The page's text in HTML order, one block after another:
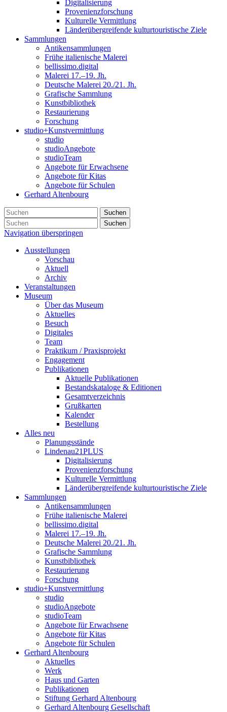
Digitalisierung
Provenienzforschung
Kulturelle Vermittlung
Länderübergreifende kulturtouristische Ziele
Sammlungen
Antikensammlungen
Frühe italienische Malerei
bellissimo.digital
Malerei 17.–19. Jh.
Deutsche Malerei 20./21. Jh.
Grafische Sammlung
Kunstbibliothek
Restaurierung
Forschung
studio+Kunstvermittlung
studio
studioAngebote
studioTeam
Angebote für Erwachsene
Angebote für Kitas
Angebote für Schulen
Gerhard Altenbourg
Suchen
Suchen
Navigation überspringen
Ausstellungen
Vorschau
Aktuell
Archiv
Veranstaltungen
Museum
Über das Museum
Aktuelles
Besuch
Digitales
Team
Praktikum / Praxisprojekt
Engagement
Publikationen
Aktuelle Publikationen
Bestandskataloge & Editionen
Gesamtverzeichnis
Grußkarten
Kalender
Bestellung
Alles neu
Planungsstände
Lindenau21PLUS
Digitalisierung
Provenienzforschung
Kulturelle Vermittlung
Länderübergreifende kulturtouristische Ziele
Sammlungen
Antikensammlungen
Frühe italienische Malerei
bellissimo.digital
Malerei 17.–19. Jh.
Deutsche Malerei 20./21. Jh.
Grafische Sammlung
Kunstbibliothek
Restaurierung
Forschung
studio+Kunstvermittlung
studio
studioAngebote
studioTeam
Angebote für Erwachsene
Angebote für Kitas
Angebote für Schulen
Gerhard Altenbourg
Aktuelles
Werk
Haus und Garten
Publikationen
Stiftung Gerhard Altenbourg
Gerhard Altenbourg Gesellschaft